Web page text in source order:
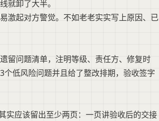
就卸了大半。
激起对方警觉。不如老老实实写上原因、已
留问题清单，注明等级、责任方、修复时
低风险问题并且给了整改排期，验收签字
实应该留出至少两页：一页讲验收后的交接